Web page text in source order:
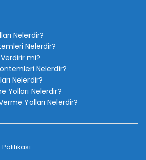
Nelerdir?
Nelerdir?
mi?
Nelerdir?
Nelerdir?
Yolları Nelerdir?
Yolları Nelerdir?